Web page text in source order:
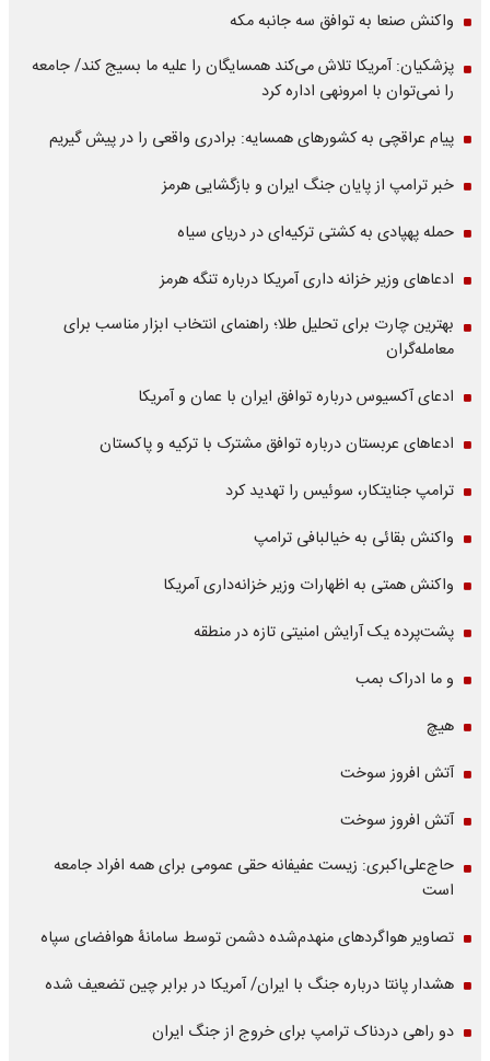
واکنش صنعا به توافق سه جانبه مکه
پزشکیان: آمریکا تلاش می‌کند همسایگان را علیه ما بسیج کند/ جامعه
را نمی‌توان با امرونهی اداره کرد
پیام عراقچی به کشورهای همسایه: برادری واقعی را در پیش گیریم
خبر ترامپ از پایان جنگ ایران و بازگشایی هرمز
حمله پهپادی به کشتی ترکیه‌ای در دریای سیاه
ادعاهای وزیر خزانه داری آمریکا درباره تنگه هرمز
بهترین چارت برای تحلیل طلا؛ راهنمای انتخاب ابزار مناسب برای
معامله‌گران
ادعای آکسیوس درباره توافق ایران با عمان و آمریکا
ادعاهای عربستان درباره توافق مشترک با ترکیه و پاکستان
ترامپ جنایتکار، سوئیس را تهدید کرد
واکنش بقائی به خیالبافی ترامپ
واکنش همتی به اظهارات وزیر خزانه‌داری آمریکا
پشت‌پرده یک آرایش امنیتی تازه در منطقه
و ما ادراک بمب
هیچ
آتش افروز سوخت
آتش افروز سوخت
حاج‌علی‌اکبری: زیست عفیفانه حقی عمومی برای همه افراد جامعه
است
تصاویر هواگردهای منهدم‌شده دشمن توسط سامانۀ هوافضای سپاه
هشدار پانتا درباره جنگ با ایران/ آمریکا در برابر چین تضعیف شده
دو راهی دردناک ترامپ برای خروج از جنگ ایران